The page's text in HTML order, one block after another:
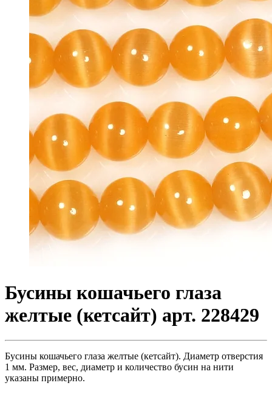
Бусины кошачьего глаза
желтые (кетсайт) арт. 228429
Бусины кошачьего глаза желтые (кетсайт). Диаметр отверстия
1 мм. Размер, вес, диаметр и количество бусин на нити
указаны примерно.